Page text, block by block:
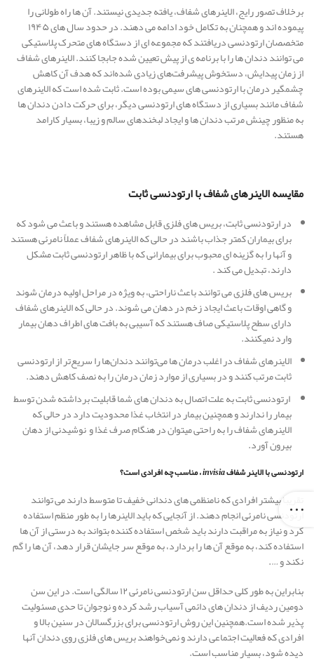
برخلاف تصور رایج، الاینرهای شفاف، یافته جدیدی نیستند. آن ها راه طولانی را
پیموده اند و همچنان به تکامل خود ادامه می دهند. در حدود سال های ۱۹۴۵
متخصصان ارتودنسی دریافتند که مجموعه ای از دستگاه های متحرک پلاستیکی
می توانند دندان ها را با برنامه ی از پیش تعیین شده جابجا کنند. الاینرهای شفاف
از زمان پیدایش، دستخوش پیشرفت‌های زیادی شده‌اند که هدف آن کاهش
چشمگیر درمان با ارتودنسی های سیمی بوده است. ثابت شده است که الاینرهای
شفاف مانند بسیاری از دستگاه های ارتودنسی دیگر، برای حرکت دادن دندان ها
به منظور چینش مرتب دندان ها و ایجاد لبخندهای سالم و زیبا، بسیار کارامد
هستند.
مقایسه الاینرهای شفاف با ارتودنسی ثابت
در ارتودنسی ثابت، بریس های فلزی قابل مشاهده هستند و باعث می شود که
برای بیماران کمتر جذاب باشند در حالی که الاینرهای شفاف عملاً نامرئی هستند
و آنها را به گزینه ای محبوب برای بیمارانی که با ظاهر ارتودنسی ثابت مشکل
دارند، تبدیل می کند .
بریس های فلزی می توانند باعث ناراحتی، به ویژه در مراحل اولیه درمان شوند
و گاهی اوقات باعث ایجاد زخم در دهان می شوند. در حالی که الاینرهای شفاف
دارای سطح پلاستیکی صاف هستند که آسیبی به بافت های اطراف دهان بیمار
وارد نمیکنند.
الاینرهای شفاف در اغلب درمان ها می‌توانند دندان‌ها را سریع‌تر از ارتودنسی
ثابت مرتب کنند و در بسیاری از موارد زمان درمان را به نصف کاهش دهند.
ارتودنسی ثابت به علت اتصال به دندان های شما قابلیت برداشته شدن توسط
بیمار را ندارند و همچنین بیمار در انتخاب غذا محدودیت دارد در حالی که
الاینرهای شفاف را به راحتی میتوان در هنگام صرف غذا و نوشیدنی از دهان
بیرون آورد.
ارتودنسی با الاینر شفافinvisia، مناسب چه افرادی است؟
تقریبا بیشتر افرادی که نامنظمی های دندانی خفیف تا متوسط دارند می توانند
ارتودنسی نامرئی انجام دهند. از آنجایی که باید الاینرها را به طور منظم استفاده
کرد و نیاز به مراقبت دارند باید شخص استفاده کننده بتواند به درستی از آن ها
استفاده کند، به موقع آن ها را بردارد، به موقع سر جایشان قرار دهد، آن ها را گم
نکند و ….
بنابراین به طور کلی حداقل سن ارتودنسی نامرئی ۱۲ سالگی است. در این سن
دومین ردیف از دندان های دائمی آسیاب رشد کرده و نوجوان تا حدی مسئولیت
پذیر شده است.همچنین این روش ارتودنسی برای بزرگسالان در سنین بالا و
افرادی که فعالیت اجتماعی دارند و نمی‌خواهند بریس های فلزی روی دندان آنها
دیده شود، بسیار مناسب است.